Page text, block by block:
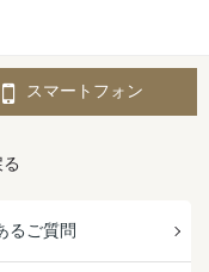
スマートフォン
るご質問